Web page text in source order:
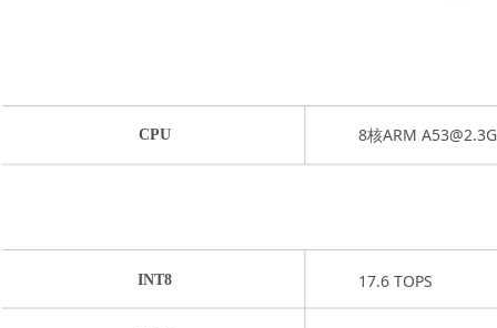
CPU 8核ARM
INT8 17.6 TOPS